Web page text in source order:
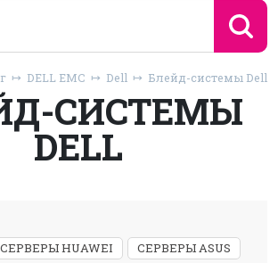
DELL EMC Dell Блейд-системы Dell
СИСТЕМЫ
DELL
СЕРВЕРЫ HUAWEI
СЕРВЕРЫ ASUS